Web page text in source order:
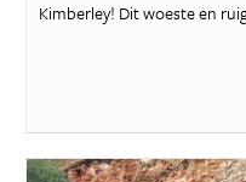
Kimberley! Dit woeste en